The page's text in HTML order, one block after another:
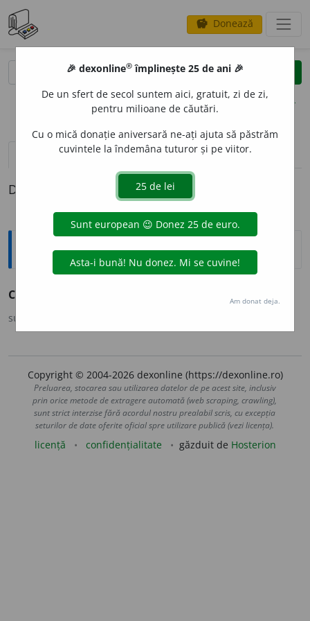
savings Donează
clear
opțiuni
definiții (1) pronunțievolume_up (28)
Definiția cu ID-ul 176502:
Sinonime
C
sursa:
Copyright © 2004-2026 dexonline (https://dexonline.ro)
Preluarea, stocarea sau utilizarea datelor de pe acest site, inclusiv
prin orice metode de extragere automată (web scraping, crawling),
sunt strict interzise fără acordul nostru prealabil scris, cu excepția
seturilor de date oferite oficial spre utilizare publică (vezi licența).
licență confidențialitate găzduit de Hosterion
🎉 dexonline® împlinește 25 de ani 🎉
De un sfert de secol suntem aici, gratuit, zi de zi,
pentru milioane de căutări.
Cu o mică donație aniversară ne-ați ajuta să păstrăm
cuvintele la îndemâna tuturor și pe viitor.
Am donat deja.